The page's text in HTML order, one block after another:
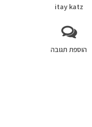
itay katz
הוספת תגובה